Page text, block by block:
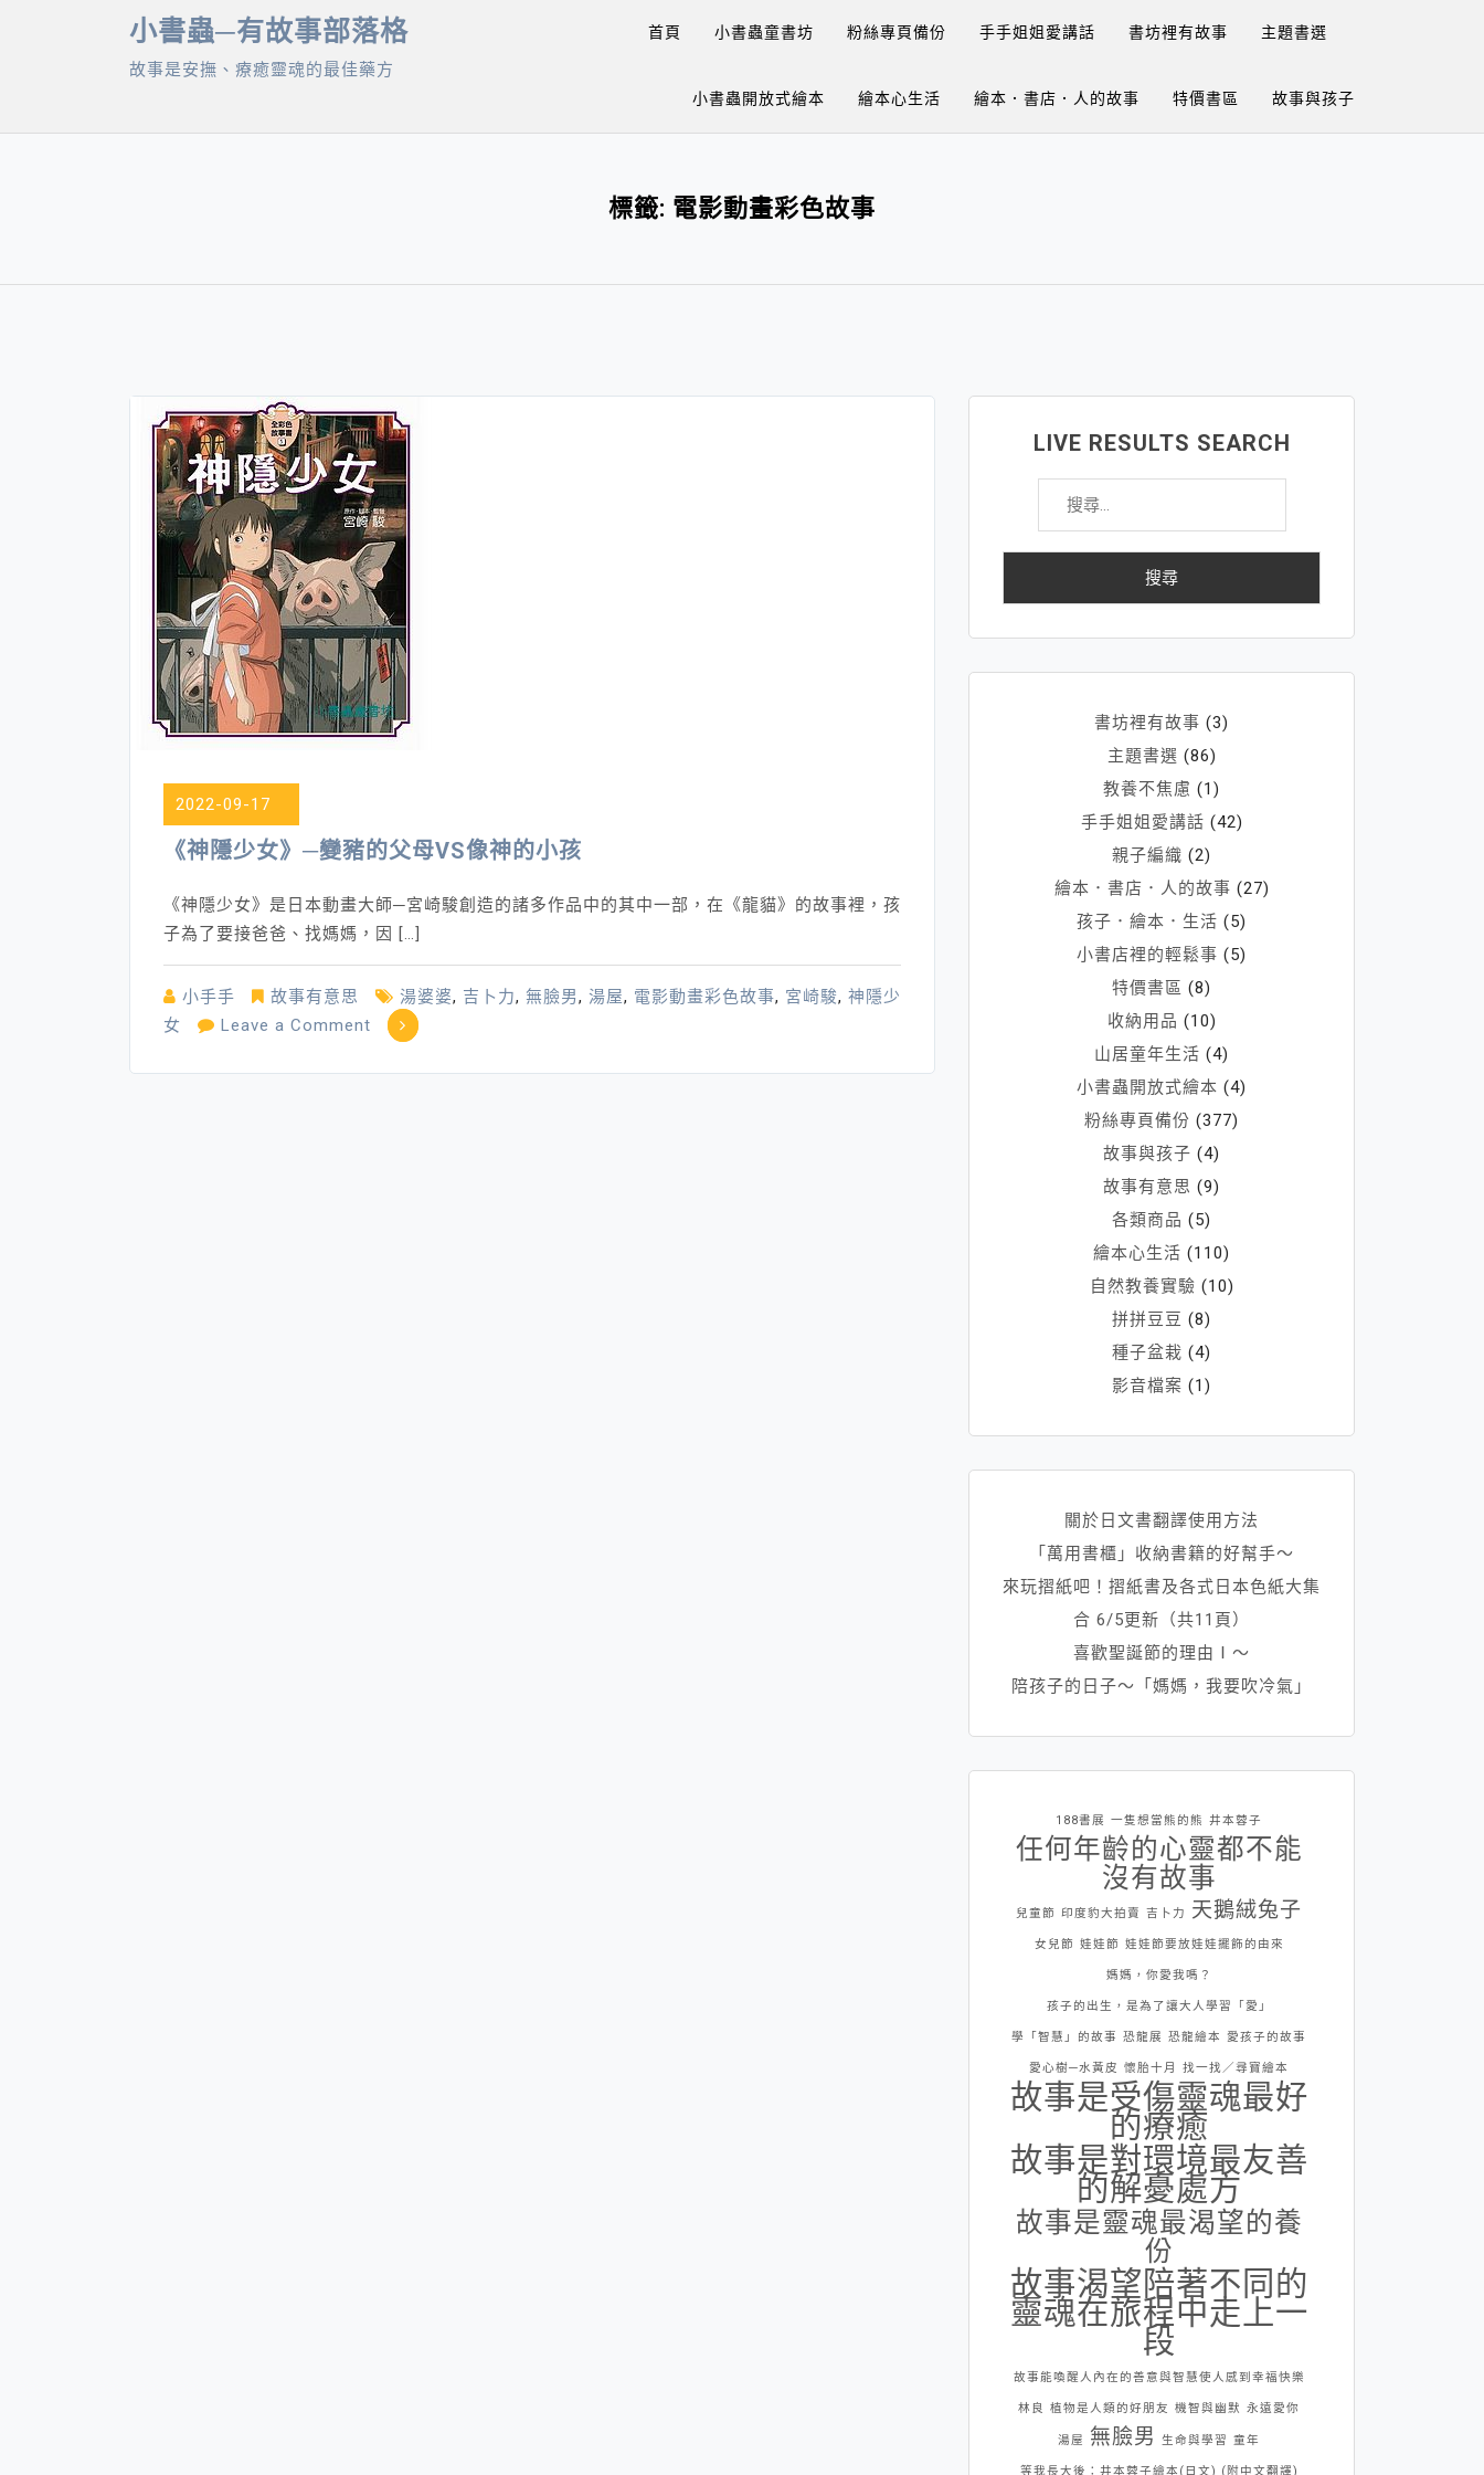
小書蟲─有故事部落格
故事是安撫、療癒靈魂的最佳藥方
首頁 小書蟲童書坊 粉絲專頁備份 手手姐姐愛講話 書坊裡有故事 主題書選
小書蟲開放式繪本 繪本心生活 繪本．書店．人的故事 特價書區 故事與孩子
標籤: 電影動畫彩色故事
2022-09-17
《神隱少女》─變豬的父母VS像神的小孩
《神隱少女》是日本動畫大師─宮崎駿創造的諸多作品中的其中一部，在《龍貓》的故事裡，孩
子為了要接爸爸、找媽媽，因 […]
小手手 故事有意思 湯婆婆, 吉卜力, 無臉男, 湯屋, 電影動畫彩色故事, 宮崎駿, 神隱少
女
Leave a Comment on
LIVE RESULTS SEARCH
搜
關
書坊裡有故事 (3)
主題書選 (86)
教養不焦慮 (1)
手手姐姐愛講話 (42)
親子編織 (2)
繪本．書店．人的故事 (27)
孩子．繪本．生活 (5)
小書店裡的輕鬆事 (5)
特價書區 (8)
收納用品 (10)
山居童年生活 (4)
小書蟲開放式繪本 (4)
粉絲專頁備份 (377)
故事與孩子 (4)
故事有意思 (9)
各類商品 (5)
繪本心生活 (110)
自然教養實驗 (10)
拼拼豆豆 (8)
種子盆栽 (4)
影音檔案 (1)
關於日文書翻譯使用方法
「萬用書櫃」收納書籍的好幫手～
來玩摺紙吧！摺紙書及各式日本色紙大集
合 6/5更新（共11頁）
喜歡聖誕節的理由Ⅰ～
陪孩子的日子～「媽媽，我要吹冷氣」
188書展 一隻想當熊的熊 井本蓉子
任何年齡的心靈都不能
沒有故事
兒童節 印度豹大拍賣 吉卜力 天鵝絨兔子
女兒節 娃娃節 娃娃節要放娃娃擺飾的由來
媽媽，你愛我嗎？
孩子的出生，是為了讓大人學習「愛」
學「智慧」的故事 恐龍展 恐龍繪本 愛孩子的故事
愛心樹─水黃皮 懷胎十月 找一找／尋寶繪本
故事是受傷靈魂最好
的療癒
故事是對環境最友善
的解憂處方
故事是靈魂最渴望的養
份
故事渴望陪著不同的
靈魂在旅程中走上一
段
故事能喚醒人內在的善意與智慧使人感到幸福快樂
林良 植物是人類的好朋友 機智與幽默 永遠愛你
湯屋 無臉男 生命與學習 童年
等我長大後：井本蓉子繪本(日文) (附中文翻譯)